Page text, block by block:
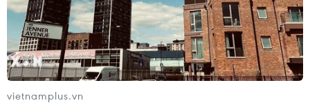
vietnamplus.vn